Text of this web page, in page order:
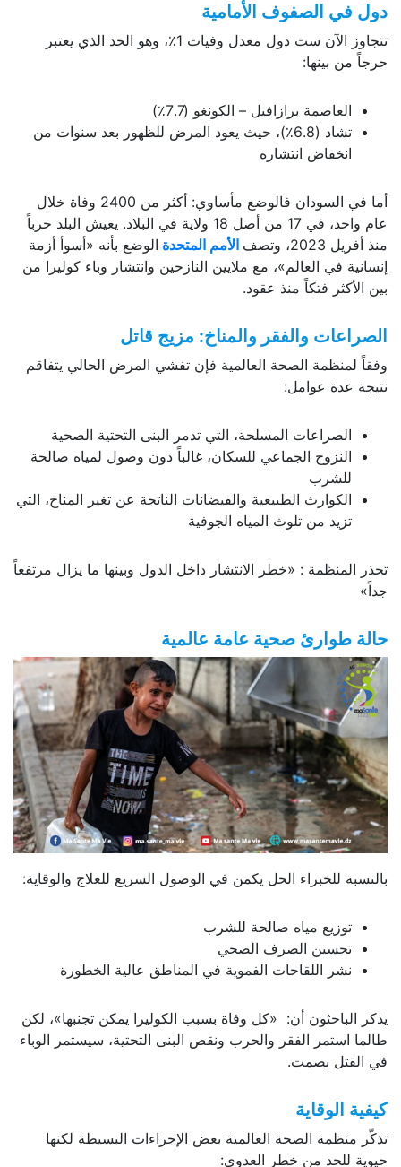
دول في الصفوف الأمامية
تتجاوز الآن ست دول معدل وفيات 1٪، وهو الحد الذي يعتبر
حرجاً من بينها:
العاصمة برازافيل – الكونغو (7.7٪)
تشاد (6.8٪)، حيث يعود المرض للظهور بعد سنوات من
انخفاض انتشاره
أما في السودان فالوضع مأساوي: أكثر من 2400 وفاة خلال
عام واحد، في 17 من أصل 18 ولاية في البلاد. يعيش البلد حرباً
منذ أفريل 2023، وتصف
الأمم المتحدة الوضع بأنه «أسوأ أزمة
إنسانية في العالم»، مع ملايين النازحين وانتشار وباء كوليرا من
بين الأكثر فتكاً منذ عقود.
الصراعات والفقر والمناخ: مزيج قاتل
وفقاً لمنظمة الصحة العالمية فإن تفشي المرض الحالي يتفاقم
نتيجة عدة عوامل:
الصراعات المسلحة، التي تدمر البنى التحتية الصحية
النزوح الجماعي للسكان، غالباً دون وصول لمياه صالحة
للشرب
الكوارث الطبيعية والفيضانات الناتجة عن تغير المناخ، التي
تزيد من تلوث المياه الجوفية
تحذر المنظمة : «خطر الانتشار داخل الدول وبينها ما يزال مرتفعاً
جداً»
حالة طوارئ صحية عامة عالمية
بالنسبة للخبراء الحل يكمن في الوصول السريع للعلاج والوقاية:
توزيع مياه صالحة للشرب
تحسين الصرف الصحي
نشر اللقاحات الفموية في المناطق عالية الخطورة
يذكر الباحثون أن: «كل وفاة بسبب الكوليرا يمكن تجنبها»، لكن
طالما استمر الفقر والحرب ونقص البنى التحتية، سيستمر الوباء
في القتل بصمت.
كيفية الوقاية
تذكّر منظمة الصحة العالمية بعض الإجراءات البسيطة لكنها
حيوية للحد من خطر العدوى: